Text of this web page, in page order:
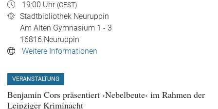
19:00 Uhr (CEST)
Stadtbibliothek Neuruppin
Am Alten Gymnasium 1 - 3
16816 Neuruppin
Weitere Informationen
VERANSTALTUNG
Benjamin Cors präsentiert ›Nebelbeute‹ im Rahmen der
Leipziger Kriminacht